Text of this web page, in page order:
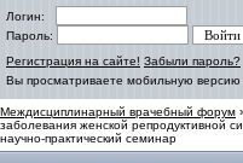
Логин:
Пароль:
Регистрация на сайте! Забыли пароль?
Вы просматриваете мобильную версию
Междисциплинарный врачебный форум
заболевания женской репродуктивной
научно-практический семинар